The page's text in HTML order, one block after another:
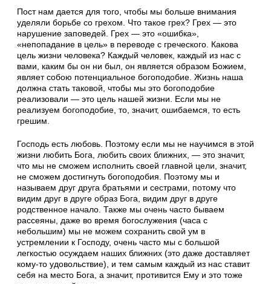
Пост нам дается для того, чтобы мы больше внимания
уделяли борьбе со грехом. Что такое грех? Грех — это
нарушение заповедей. Грех — это «ошибка»,
«непопадание в цель» в переводе с греческого. Какова
цель жизни человека? Каждый человек, каждый из нас с
вами, каким бы он ни был, он является образом Божием,
являет собою потенциальное богоподобие. Жизнь наша
должна стать таковой, чтобы мы это богоподобие
реализовали — это цель нашей жизни. Если мы не
реализуем богоподобие, то, значит, ошибаемся, то есть
грешим.
Господь есть любовь. Поэтому если мы не научимся в этой
жизни любить Бога, любить своих ближних, — это значит,
что мы не сможем исполнить своей главной цели, значит,
не сможем достигнуть богоподобия. Поэтому мы и
называем друг друга братьями и сестрами, потому что
видим друг в друге образ Бога, видим друг в друге
родственное начало. Также мы очень часто бываем
рассеяны, даже во время богослужения (часа с
небольшим) мы не можем сохранить свой ум в
устремлении к Господу, очень часто мы с большой
легкостью осуждаем наших ближних (это даже доставляет
кому-то удовольствие), и тем самым каждый из нас ставит
себя на место Бога, а значит, противится Ему и это тоже